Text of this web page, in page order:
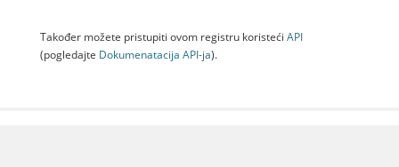
Također možete pristupiti ovom registru koristeći API
(pogledajte Dokumenаtаcijа API-jа).